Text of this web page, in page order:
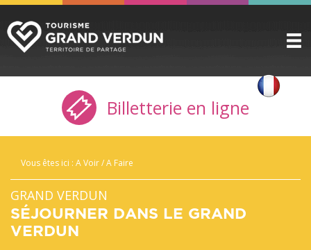
DÉCOUVRIR
A VOIR / A FAIRE
INFOS PRATIQUES
SERVICE GROUPES
ESPACE PRO
Billetterie en ligne
Vous êtes ici : A Voir / A Faire
GRAND VERDUN
SÉJOURNER DANS LE GRAND
VERDUN